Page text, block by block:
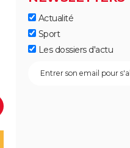
Actualité
Sport
Les dossiers d'actu